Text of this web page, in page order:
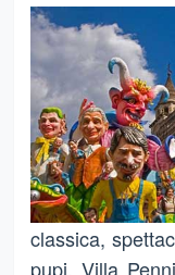
classica,
pupi, Villa